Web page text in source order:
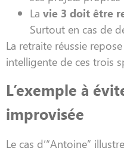
La vie 3 doit être
Surtout en cas de
La retraite réussie
intelligente de ces trois
L’exemple à
improvisée
Le cas d’“Antoine”